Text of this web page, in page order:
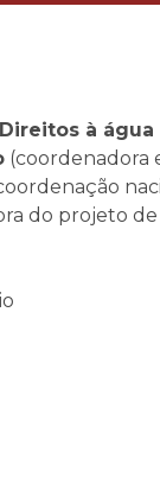
à
(coordenadora
do projeto